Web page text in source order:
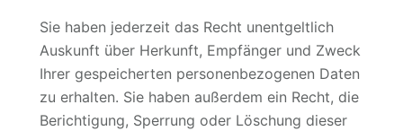
Sie haben jederzeit das Recht unentgeltlich
Auskunft über Herkunft, Empfänger und Zweck
Ihrer gespeicherten personenbezogenen Daten
zu erhalten. Sie haben außerdem ein Recht, die
Berichtigung, Sperrung oder Löschung dieser